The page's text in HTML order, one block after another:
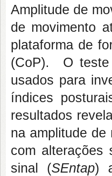
Amplitude de
de movimento
plataforma de
(CoP).
O teste
usados para
índices
resultados
na amplitude
com alterações
sinal (SEntap)